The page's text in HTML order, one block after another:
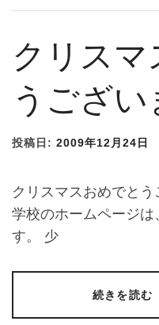
クリスマ
うござい
投稿日: 2009年12月24日
クリスマスおめでと
学校のホームページ
す。 少
続きを読む